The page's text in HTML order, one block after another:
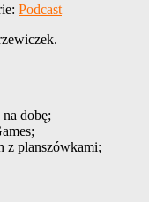
Podcast
dobę;
z planszówkami;